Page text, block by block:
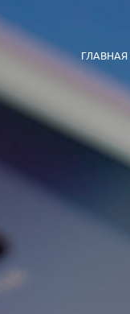
ГЛАВНАЯ